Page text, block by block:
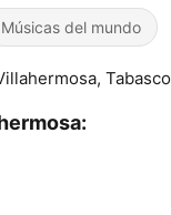
Músicas del mundo
Tabasco